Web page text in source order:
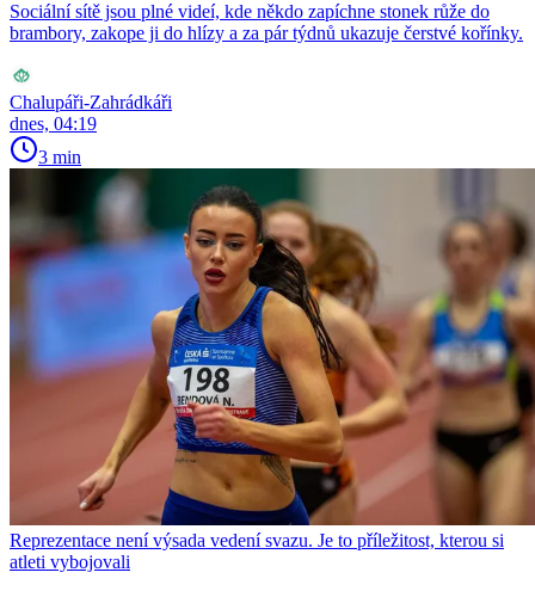
Sociální sítě jsou plné videí, kde někdo zapíchne stonek růže do
brambory, zakope ji do hlízy a za pár týdnů ukazuje čerstvé kořínky.
Chalupáři-Zahrádkáři
dnes, 04:19
3 min
Reprezentace není výsada vedení svazu. Je to příležitost, kterou si
atleti vybojovali